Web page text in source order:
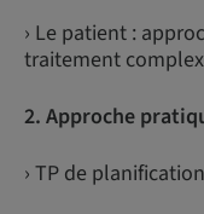
› Le patient :
traitement
2. Approche
› TP de